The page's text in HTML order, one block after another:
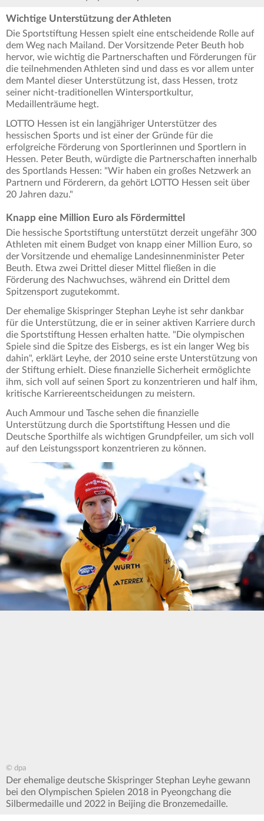
Wichtige Unterstützung der Athleten
Die Sportstiftung Hessen spielt eine entscheidende Rolle auf
dem Weg nach Mailand. Der Vorsitzende Peter Beuth hob
hervor, wie wichtig die Partnerschaften und Förderungen für
die teilnehmenden Athleten sind und dass es vor allem unter
dem Mantel dieser Unterstützung ist, dass Hessen, trotz
seiner nicht-traditionellen Wintersportkultur,
Medaillenträume hegt.
LOTTO Hessen ist ein langjähriger Unterstützer des
hessischen Sports und ist einer der Gründe für die
erfolgreiche Förderung von Sportlerinnen und Sportlern in
Hessen. Peter Beuth, würdigte die Partnerschaften innerhalb
des Sportlands Hessen: "Wir haben ein großes Netzwerk an
Partnern und Förderern, da gehört LOTTO Hessen seit über
20 Jahren dazu."
Knapp eine Million Euro als Fördermittel
Die hessische Sportstiftung unterstützt derzeit ungefähr 300
Athleten mit einem Budget von knapp einer Million Euro, so
der Vorsitzende und ehemalige Landesinnenminister Peter
Beuth. Etwa zwei Drittel dieser Mittel fließen in die
Förderung des Nachwuchses, während ein Drittel dem
Spitzensport zugutekommt.
Der ehemalige Skispringer Stephan Leyhe ist sehr dankbar
für die Unterstützung, die er in seiner aktiven Karriere durch
die Sportstiftung Hessen erhalten hatte. "Die olympischen
Spiele sind die Spitze des Eisbergs, es ist ein langer Weg bis
dahin", erklärt Leyhe, der 2010 seine erste Unterstützung von
der Stiftung erhielt. Diese finanzielle Sicherheit ermöglichte
ihm, sich voll auf seinen Sport zu konzentrieren und half ihm,
kritische Karriereentscheidungen zu meistern.
Auch Ammour und Tasche sehen die finanzielle
Unterstützung durch die Sportstiftung Hessen und die
Deutsche Sporthilfe als wichtigen Grundpfeiler, um sich voll
auf den Leistungssport konzentrieren zu können.
© dpa
Der ehemalige deutsche Skispringer Stephan Leyhe gewann
bei den Olympischen Spielen 2018 in Pyeongchang die
Silbermedaille und 2022 in Beijing die Bronzemedaille.